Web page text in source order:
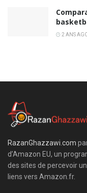
2 ANS
RazanGhazzawi.com
d’Amazon EU, un
des sites de percevoir
liens vers Amazon.fr.